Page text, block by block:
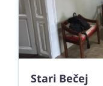
Stari Bečej